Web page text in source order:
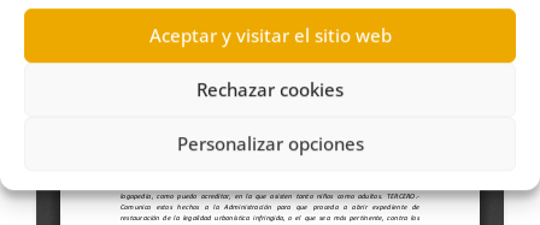
Aceptar y visitar el sitio web
Rechazar cookies
Personalizar opciones